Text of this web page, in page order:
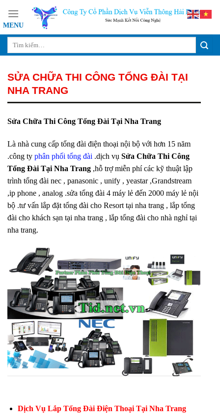
content
SỬA CHỮA THI CÔNG TỔNG ĐÀI TẠI
NHA TRANG
Sửa Chữa Thi Công Tổng Đài Tại Nha Trang
Là nhà cung cấp tổng đài điện thoại nội bộ với hơn 15 năm
.công ty phân phối tổng đài .dịch vụ Sửa Chữa Thi Công
Tổng Đài Tại Nha Trang ,hỗ trợ miễn phí các kỹ thuật lập
trình tổng đài nec , panasonic , unify , yeastar ,Grandstream
,ip phone , analog .sửa tổng đài 4 máy lẻ đến 2000 máy lẻ nội
bộ .tư vấn lắp đặt tổng đài cho Resort tại nha trang , lắp tổng
đài cho khách sạn tại nha trang , lắp tổng đài cho nhà nghỉ tại
nha trang.
Dịch Vụ Lắp Tổng Đài Điện Thoại Tại Nha Trang